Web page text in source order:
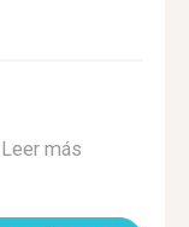
Leer más